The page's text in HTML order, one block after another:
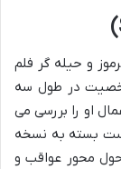
و حیله گر فلم
در طول سه
او را بررسی می
بسته به نسخه
محور عواقب و